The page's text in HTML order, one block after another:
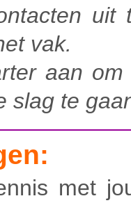
uit
vak.
aan
slag te
met